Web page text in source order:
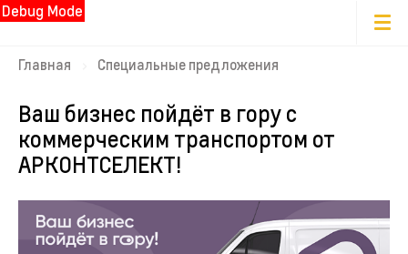
Debug Mode
Главная Специальные предложения
Ваш бизнес пойдёт в гору с
коммерческим транспортом от
АРКОНТСЕЛЕКТ!